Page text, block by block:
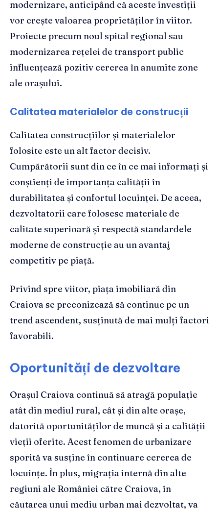
modernizare, anticipând că aceste investiții
vor crește valoarea proprietăților în viitor.
Proiecte precum noul spital regional sau
modernizarea rețelei de transport public
influențează pozitiv cererea în anumite zone
ale orașului.
Calitatea materialelor de construcții
Calitatea construcțiilor și materialelor
folosite este un alt factor decisiv.
Cumpărătorii sunt din ce în ce mai informați și
conștienți de importanța calității în
durabilitatea și confortul locuinței. De aceea,
dezvoltatorii care folosesc materiale de
calitate superioară și respectă standardele
moderne de construcție au un avantaj
competitiv pe piață.
Privind spre viitor, piața imobiliară din
Craiova se preconizează să continue pe un
trend ascendent, susținută de mai mulți factori
favorabili.
Oportunități de dezvoltare
Orașul Craiova continuă să atragă populație
atât din mediul rural, cât și din alte orașe,
datorită oportunităților de muncă și a calității
vieții oferite. Acest fenomen de urbanizare
sporită va susține în continuare cererea de
locuințe. În plus, migrația internă din alte
regiuni ale României către Craiova, în
căutarea unui mediu urban mai dezvoltat, va